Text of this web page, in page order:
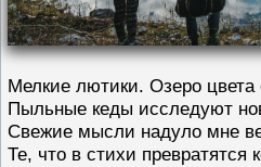
Мелкие лютики. Озеро цвета
Пыльные кеды исследуют
Свежие мысли надуло мне
Те, что в стихи превратятся